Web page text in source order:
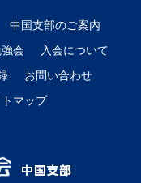
中国支部のご案内
会
入会について
お問い合わせ
マップ